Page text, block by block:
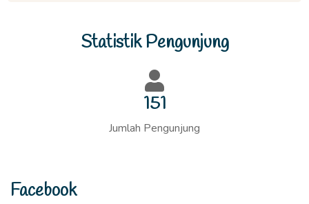
Statistik Pengunjung
151
Jumlah Pengunjung
Facebook